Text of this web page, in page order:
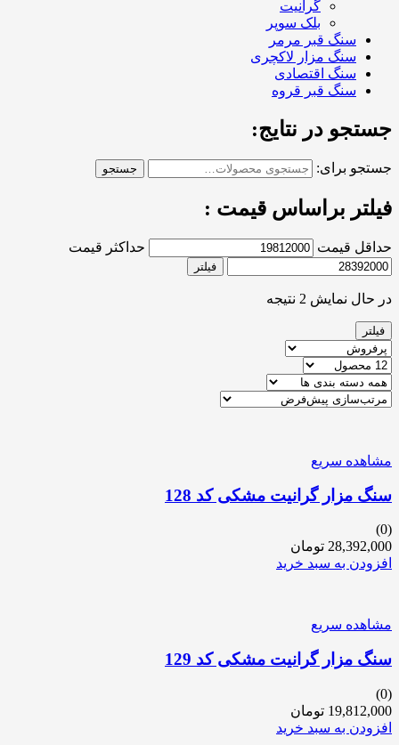
گرانیت
بلک سوپر
سنگ قبر مرمر
سنگ مزار لاکچری
سنگ اقتصادی
سنگ قبر قروه
جستجو در نتایج:
جستجو برای: جستجو
فیلتر براساس قیمت :
حداقل قیمت حداکثر قیمت
فیلتر
در حال نمایش 2 نتیجه
فیلتر
مشاهده سریع
سنگ مزار گرانیت مشکی کد 128
(0)
28,392,000 تومان
افزودن به سبد خرید
مشاهده سریع
سنگ مزار گرانیت مشکی کد 129
(0)
19,812,000 تومان
افزودن به سبد خرید